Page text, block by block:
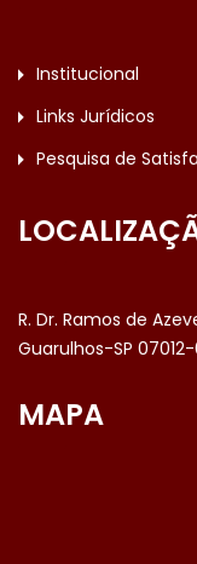
Institucional
Links Jurídicos
Pesquisa de
R. Dr. Ramos de
Guarulhos-SP
MAPA